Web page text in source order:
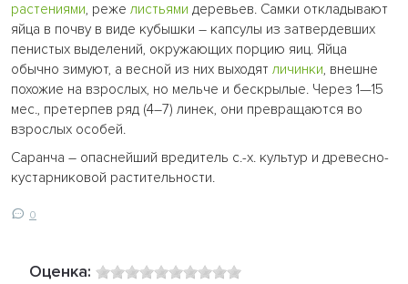
растениями, реже листьями деревьев. Самки откладывают
яйца в почву в виде кубышки – капсулы из затвердевших
пенистых выделений, окружающих порцию яиц. Яйца
обычно зимуют, а весной из них выходят личинки, внешне
похожие на взрослых, но мельче и бескрылые. Через 1—15
мес., претерпев ряд (4–7) линек, они превращаются во
взрослых особей.
Саранча – опаснейший вредитель с.-х. культур и древесно-
кустарниковой растительности.
0
Оценка: